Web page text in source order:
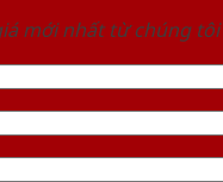
mới nhất từ chúng tôi